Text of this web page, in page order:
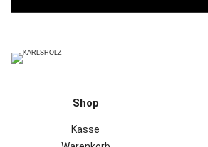
Shop
Kasse